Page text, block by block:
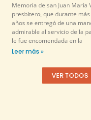
Memoria de san Juan María
presbítero, que durante
años se entregó de una
admirable al servicio de la
le fue encomendada en la
Leer más »
VER TODOS